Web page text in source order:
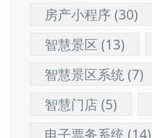
房产小程序(30)
智慧景区 (13)
智慧景区系统(7)
智慧门店(5)
电子票务系统(14)